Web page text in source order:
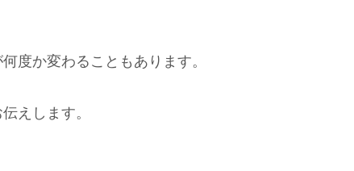
度か変わることもあります。
えします。